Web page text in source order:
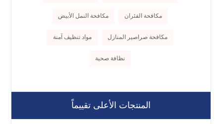
مكافحة الفئران مكافحة النمل الأبيض
مكافحة صراصير المنازل مواد تنظيف آمنة
نظافة صحية
المنتجات الأعلى تقييماً